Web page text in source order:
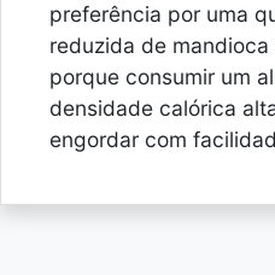
preferência por uma
reduzida de
porque consumir um
densidade calórica
engordar com